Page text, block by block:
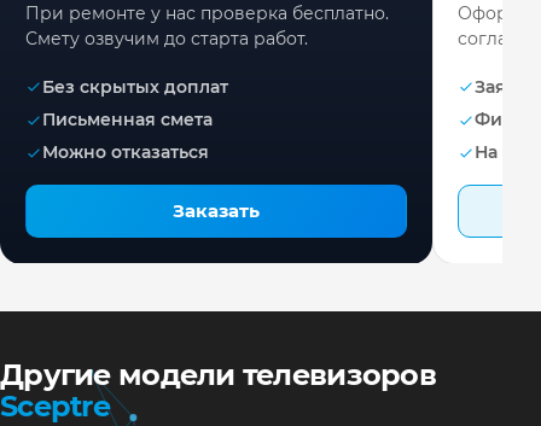
При ремонте у нас проверка бесплатно.
Смету озвучим до старта работ.
Без скрытых доплат
Письменная смета
Можно отказаться
Заказать
Заявка
На
Другие модели телевизоров
Sceptre